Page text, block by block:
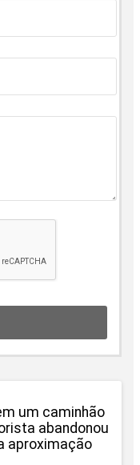
um caminhão
abandonou
aproximação